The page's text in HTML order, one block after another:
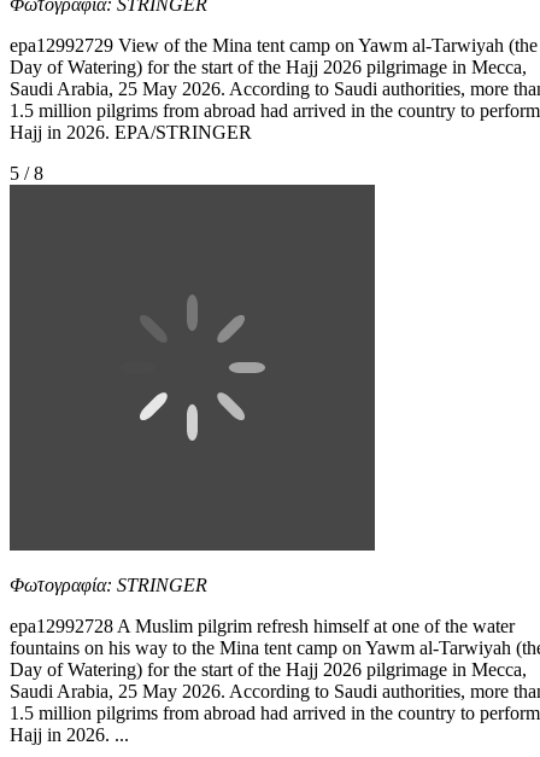
epa12992729 View of the Mina tent camp on Yawm al-Tarwiyah (the
Day of Watering) for the start of the Hajj 2026 pilgrimage in Mecca,
Saudi Arabia, 25 May 2026. According to Saudi authorities, more
1.5 million pilgrims from abroad had arrived in the country to perform
Hajj in 2026. EPA/STRINGER
5 / 8
Φωτογραφία: STRINGER
epa12992728 A Muslim pilgrim refresh himself at one of the water
fountains on his way to the Mina tent camp on Yawm al-Tarwiyah
Day of Watering) for the start of the Hajj 2026 pilgrimage in Mecca,
Saudi Arabia, 25 May 2026. According to Saudi authorities, more
1.5 million pilgrims from abroad had arrived in the country to perform
Hajj in 2026. ...